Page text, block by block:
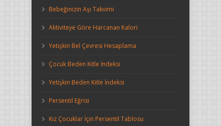
Bebeğinizin Aşı Takvimi
Aktiviteye Göre Harcanan Kalori
Yetişkin Bel Çevresi Hesaplama
Çocuk Beden Kitle İndeksi
Yetişkin Beden Kitle İndeksi
Persentil Eğrisi
Kız Çocuklar İçin Persentil Tablosu